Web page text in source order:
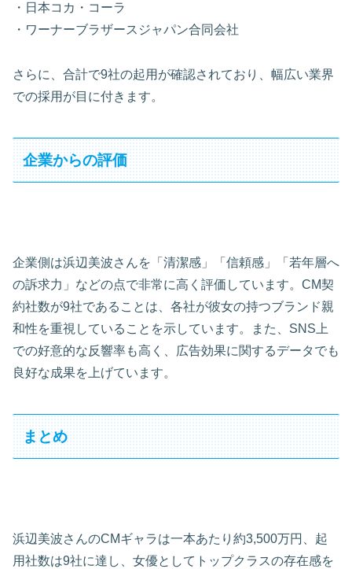
・日本コカ・コーラ
・ワーナーブラザースジャパン合同会社
さらに、合計で9社の起用が確認されており、幅広い業界
での採用が目に付きます。
企業からの評価
企業側は浜辺美波さんを「清潔感」「信頼感」「若年層へ
の訴求力」などの点で非常に高く評価しています。CM契
約社数が9社であることは、各社が彼女の持つブランド親
和性を重視していることを示しています。また、SNS上
での好意的な反響率も高く、広告効果に関するデータでも
良好な成果を上げています。
まとめ
浜辺美波さんのCMギャラは一本あたり約3,500万円、起
用社数は9社に達し、女優としてトップクラスの存在感を